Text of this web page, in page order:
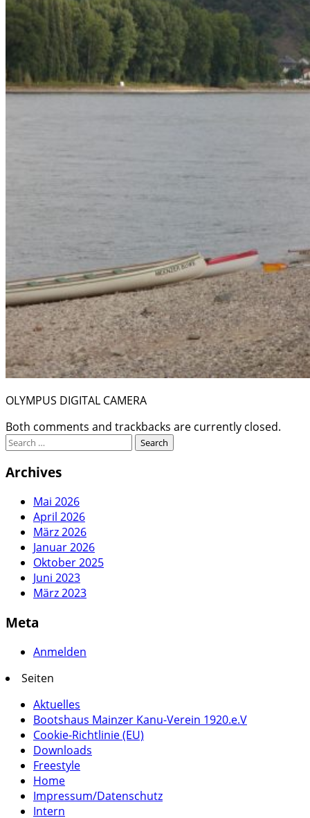
OLYMPUS DIGITAL CAMERA
Both comments and trackbacks are currently closed.
Archives
Mai 2026
April 2026
März 2026
Januar 2026
Oktober 2025
Juni 2023
März 2023
Meta
Anmelden
Seiten
Aktuelles
Bootshaus Mainzer Kanu-Verein 1920.e.V
Cookie-Richtlinie (EU)
Downloads
Freestyle
Home
Impressum/Datenschutz
Intern